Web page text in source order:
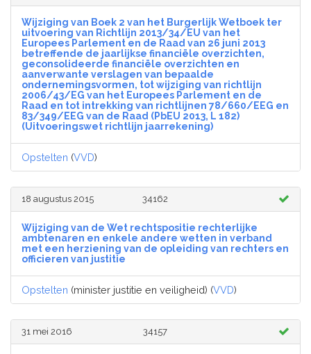
Wijziging van Boek 2 van het Burgerlijk Wetboek ter
uitvoering van Richtlijn 2013/34/EU van het
Europees Parlement en de Raad van 26 juni 2013
betreffende de jaarlijkse financiële overzichten,
geconsolideerde financiële overzichten en
aanverwante verslagen van bepaalde
ondernemingsvormen, tot wijziging van richtlijn
2006/43/EG van het Europees Parlement en de
Raad en tot intrekking van richtlijnen 78/660/EEG en
83/349/EEG van de Raad (PbEU 2013, L 182)
(Uitvoeringswet richtlijn jaarrekening)
Opstelten (VVD)
18 augustus 2015 34162
Wijziging van de Wet rechtspositie rechterlijke
ambtenaren en enkele andere wetten in verband
met een herziening van de opleiding van rechters en
officieren van justitie
Opstelten (minister justitie en veiligheid) (VVD)
31 mei 2016 34157